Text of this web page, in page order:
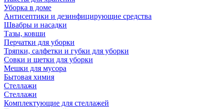
Уборка в доме
Антисептики и дезинфицирующие средства
Швабры и насадки
Тазы, ковши
Перчатки для уборки
Тряпки, салфетки и губки для уборки
Совки и щетки для уборки
Мешки для мусора
Бытовая химия
Стеллажи
Стеллажи
Комплектующие для стеллажей